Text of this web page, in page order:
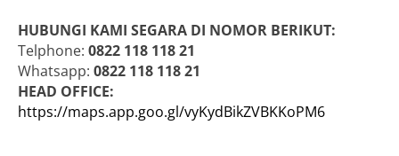
HUBUNGI KAMI SEGARA DI NOMOR BERIKUT:
Telphone: 0822 118 118 21
Whatsapp: 0822 118 118 21
HEAD OFFICE:
https://maps.app.goo.gl/vyKydBikZVBKKoPM6